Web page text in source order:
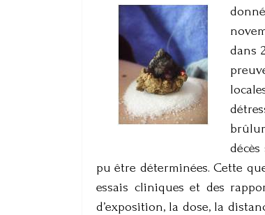
dans
pu être déterminées. Cette
essais cliniques et des
d’exposition, la dose, la